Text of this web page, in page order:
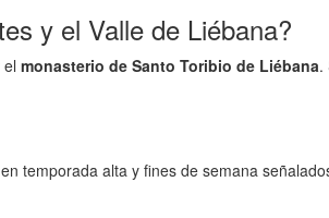
y el Valle de Liébana?
monasterio de Santo Toribio de Liébana.
temporada alta y fines de semana